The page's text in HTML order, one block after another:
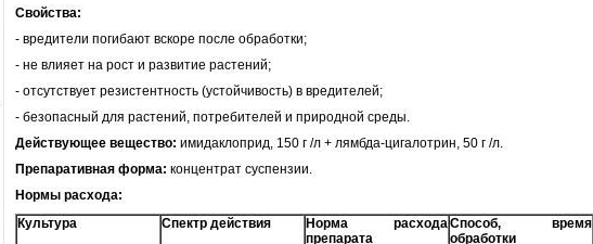
Свойства:
- вредители погибают вскоре после обработки;
- не влияет на рост и развитие растений;
- отсутствует резистентность (устойчивость) в вредителей;
- безопасный для растений, потребителей и природной среды.
Действующее вещество: имидаклоприд, 150 г /л + лямбда-цигалотрин, 50 г /л.
Препаративная форма: концентрат суспензии.
Нормы расхода:
Культура
Спектр действия
Норма расхода
препарата
Способ, время
обработки